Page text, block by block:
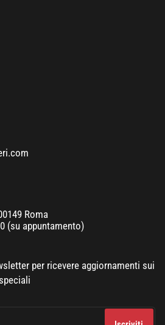
Roma
(su appuntamento)
per ricevere aggiornamenti sui